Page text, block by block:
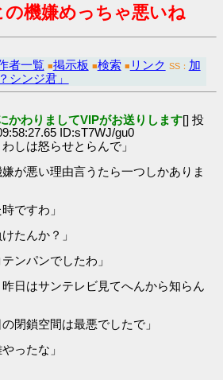
機嫌めっちゃ悪いね
者一覧 ■掲示板 ■検索 ■ リンク SS： 加
シンジ君」
かわりましてVIPがお送りします[] 投
ID:sT7WJ/gu0
しは怒らせとらんで」
が悪い理由言うたら一つしかありま
ですわ」
たんか？」
ンパンでしたわ」
日はサンテレビ見てへんから知らん
閉鎖空間は最悪でしたで」
ったな」